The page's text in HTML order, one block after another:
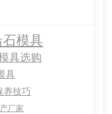
模具
具选购
具
养技巧
厂家